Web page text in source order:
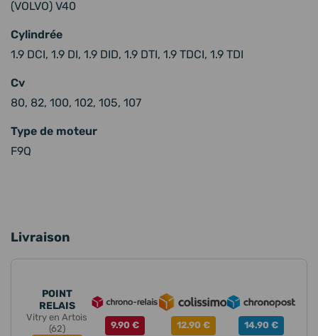
(VOLVO) V40
Cylindrée
1.9 DCI, 1.9 DI, 1.9 DID, 1.9 DTI, 1.9 TDCI, 1.9 TDI
Cv
80, 82, 100, 102, 105, 107
Type de moteur
F9Q
Livraison
POINT
RELAIS
Vitry en Artois
(62)
9.90 € 12.90 € 14.90 €